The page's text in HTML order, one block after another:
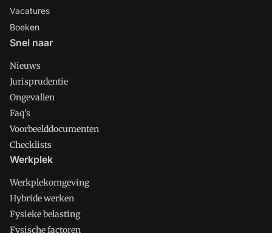
Vacatures
Boeken
Snel naar
Nieuws
Jurisprudentie
Ongevallen
Faq's
Voorbeelddocumenten
Checklists
Werkplek
Werkplekomgeving
Hybride werken
Fysieke belasting
Fysische factoren